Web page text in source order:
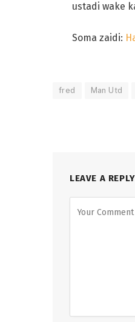
ustadi wake
Soma zaidi:
fred Man Utd
LEAVE A REPLY